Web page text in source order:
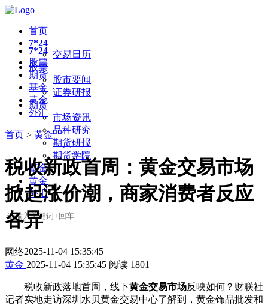
首页
7*24
交易日历
股票
股市要闻
证券研报
期货
市场资讯
品种研究
期货研报
期货学院
基金
黄金
外汇
7*24
股票
期货
基金
黄金
外汇
首页 > 黄金
税收新政首周：黄金交易市场
掀起涨价潮，商家消费者反应
各异
网络2025-11-04 15:35:45
黄金 2025-11-04 15:35:45 阅读 1801
税收新政落地首周，线下黄金交易市场反映如何？财联社
记者实地走访深圳水贝黄金交易中心了解到，黄金饰品批发和